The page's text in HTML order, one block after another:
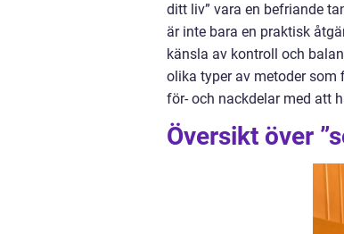
ditt liv” vara en befriande
är inte bara en praktisk
känsla av kontroll och
olika typer av metoder
för- och nackdelar med att
Översikt över